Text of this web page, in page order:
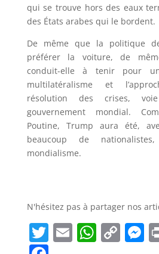
qui se trouve hors des eaux
des États arabes qui le bordent.
De même que la politique
préférer la voiture, de
conduit-elle à tenir pour
multilatéralisme et
résolution des crises,
gouvernement mondial.
Poutine, Trump aura été,
beaucoup de
mondialisme.
N'hésitez pas à partager nos
T E W C